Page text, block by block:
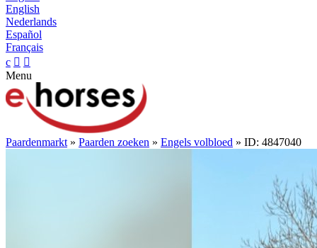
English
Nederlands
Español
Français
c  
Menu
Paardenmarkt » Paarden zoeken » Engels volbloed » ID: 4847040